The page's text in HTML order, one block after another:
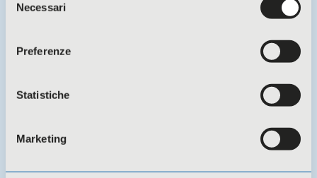
delNecessari
Preferenze
Statistiche
Marketing
CSA Coesi si è dotato di un defibrillatore